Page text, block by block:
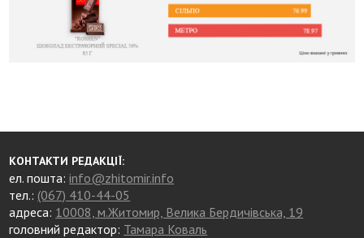
КОНТАКТИ РЕДАКЦІЇ:
ел. пошта:info@zhitomir.info
тел.: (067) 410-44-05
адреса: 10008, м.Житомир, Велика Бердичівська, 19
головний редактор: Тамара Коваль